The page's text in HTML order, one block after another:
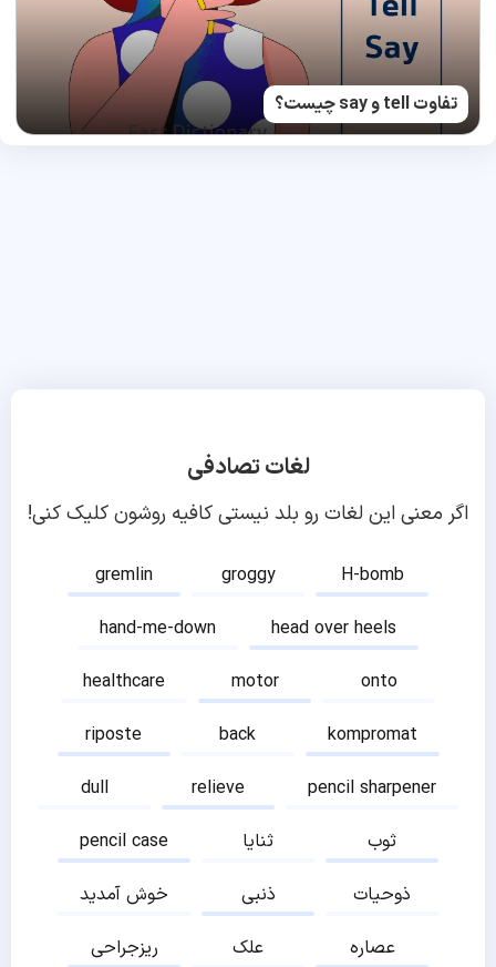
تفاوت tell و say چیست؟
لغات تصادفی
اگر معنی این لغات رو بلد نیستی کافیه روشون کلیک کنی!
gremlin groggy
H-bomb
hand-me-down
head over heels
healthcare
motor
onto
riposte
back
kompromat
dull
relieve
pencil sharpener
pencil case
ثنایا
ثوب
خوش آمدید
ذنبی
ذوحیات
ریزجراحی
علک
عصاره